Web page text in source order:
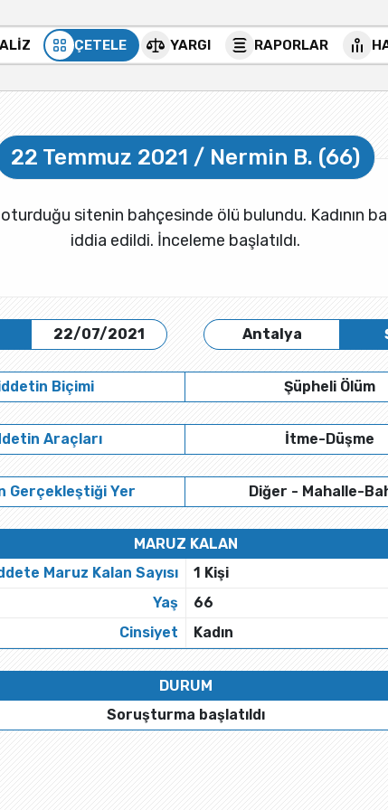
ÇETELE YARGI RAPORLAR
22 Temmuz 2021 / Nermin B. (66)
oturduğu sitenin bahçesinde ölü bulundu. Kadının
iddia edildi. İnceleme başlatıldı.
22/07/2021 Antalya
Biçimi Şüpheli Ölüm
Araçları İtme-Düşme
Gerçekleştiği Yer Diğer - Mahalle-
MARUZ KALAN
Maruz Kalan Sayısı
1 Kişi
Yaş
66
Cinsiyet
Kadın
DURUM
Soruşturma başlatıldı